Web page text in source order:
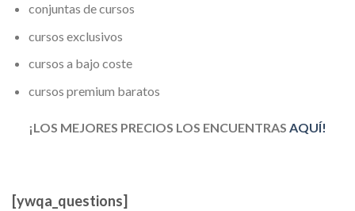
conjuntas de cursos
cursos exclusivos
cursos a bajo coste
cursos premium baratos
¡LOS MEJORES PRECIOS LOS ENCUENTRAS AQUÍ!
[ywqa_questions]